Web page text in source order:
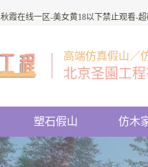
霞在线一区-美女黄18以下禁止观看-
高端仿真假山／
北京圣園工程
塑石假山 仿木